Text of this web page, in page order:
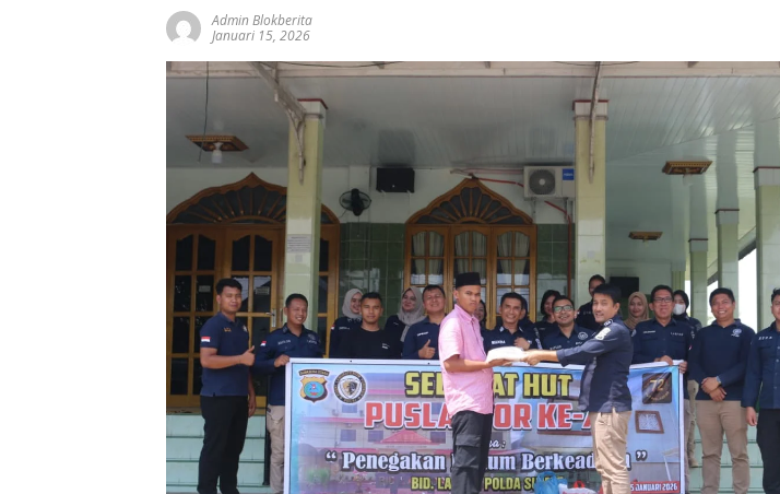
Admin Blokberita
Januari 15, 2026